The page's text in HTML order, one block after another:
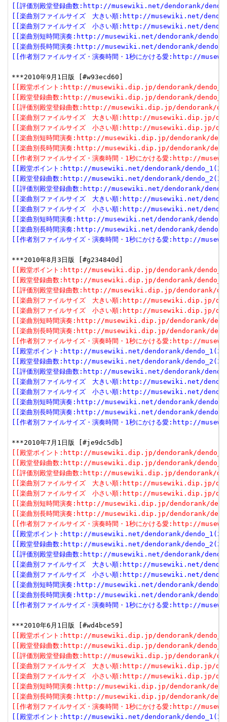
[[評価別殿堂登録曲数:http://musewiki.net/dendorank/
[[楽曲別ファイルサイズ　大きい順:http://musewiki.net/
[[楽曲別ファイルサイズ　小さい順:http://musewiki.net/
[[楽曲別短時間演奏:http://musewiki.net/dendorank/
[[楽曲別長時間演奏:http://musewiki.net/dendorank/
[[作者別ファイルサイズ・演奏時間・1秒にかける愛:http://
[[殿堂ポイント:http://musewiki.dip.jp/dendorank/
[[殿堂登録曲数:http://musewiki.dip.jp/dendorank/
[[評価別殿堂登録曲数:http://musewiki.dip.jp/dendorank/
[[楽曲別ファイルサイズ　大きい順:http://musewiki.dip.jp/
[[楽曲別ファイルサイズ　小さい順:http://musewiki.dip.jp/
[[楽曲別短時間演奏:http://musewiki.dip.jp/dendorank/
[[楽曲別長時間演奏:http://musewiki.dip.jp/dendorank/
[[作者別ファイルサイズ・演奏時間・1秒にかける愛:http://
[[殿堂ポイント:http://musewiki.net/dendorank/
[[殿堂登録曲数:http://musewiki.net/dendorank/
[[評価別殿堂登録曲数:http://musewiki.net/dendorank/
[[楽曲別ファイルサイズ　大きい順:http://musewiki.net/
[[楽曲別ファイルサイズ　小さい順:http://musewiki.net/
[[楽曲別短時間演奏:http://musewiki.net/dendorank/
[[楽曲別長時間演奏:http://musewiki.net/dendorank/
[[作者別ファイルサイズ・演奏時間・1秒にかける愛:http://
[[殿堂ポイント:http://musewiki.dip.jp/dendorank/
[[殿堂登録曲数:http://musewiki.dip.jp/dendorank/
[[評価別殿堂登録曲数:http://musewiki.dip.jp/dendorank/
[[楽曲別ファイルサイズ　大きい順:http://musewiki.dip.jp/
[[楽曲別ファイルサイズ　小さい順:http://musewiki.dip.jp/
[[楽曲別短時間演奏:http://musewiki.dip.jp/dendorank/
[[楽曲別長時間演奏:http://musewiki.dip.jp/dendorank/
[[作者別ファイルサイズ・演奏時間・1秒にかける愛:http://
[[殿堂ポイント:http://musewiki.net/dendorank/
[[殿堂登録曲数:http://musewiki.net/dendorank/
[[評価別殿堂登録曲数:http://musewiki.net/dendorank/
[[楽曲別ファイルサイズ　大きい順:http://musewiki.net/
[[楽曲別ファイルサイズ　小さい順:http://musewiki.net/
[[楽曲別短時間演奏:http://musewiki.net/dendorank/
[[楽曲別長時間演奏:http://musewiki.net/dendorank/
[[作者別ファイルサイズ・演奏時間・1秒にかける愛:http://
[[殿堂ポイント:http://musewiki.dip.jp/dendorank/
[[殿堂登録曲数:http://musewiki.dip.jp/dendorank/
[[評価別殿堂登録曲数:http://musewiki.dip.jp/dendorank/
[[楽曲別ファイルサイズ　大きい順:http://musewiki.dip.jp/
[[楽曲別ファイルサイズ　小さい順:http://musewiki.dip.jp/
[[楽曲別短時間演奏:http://musewiki.dip.jp/dendorank/
[[楽曲別長時間演奏:http://musewiki.dip.jp/dendorank/
[[作者別ファイルサイズ・演奏時間・1秒にかける愛:http://
[[殿堂ポイント:http://musewiki.net/dendorank/
[[殿堂登録曲数:http://musewiki.net/dendorank/
[[評価別殿堂登録曲数:http://musewiki.net/dendorank/
[[楽曲別ファイルサイズ　大きい順:http://musewiki.net/
[[楽曲別ファイルサイズ　小さい順:http://musewiki.net/
[[楽曲別短時間演奏:http://musewiki.net/dendorank/
[[楽曲別長時間演奏:http://musewiki.net/dendorank/
[[作者別ファイルサイズ・演奏時間・1秒にかける愛:http://
[[殿堂ポイント:http://musewiki.dip.jp/dendorank/
[[殿堂登録曲数:http://musewiki.dip.jp/dendorank/
[[評価別殿堂登録曲数:http://musewiki.dip.jp/dendorank/
[[楽曲別ファイルサイズ　大きい順:http://musewiki.dip.jp/
[[楽曲別ファイルサイズ　小さい順:http://musewiki.dip.jp/
[[楽曲別短時間演奏:http://musewiki.dip.jp/dendorank/
[[楽曲別長時間演奏:http://musewiki.dip.jp/dendorank/
[[作者別ファイルサイズ・演奏時間・1秒にかける愛:http://
[[殿堂ポイント:http://musewiki.net/dendorank/